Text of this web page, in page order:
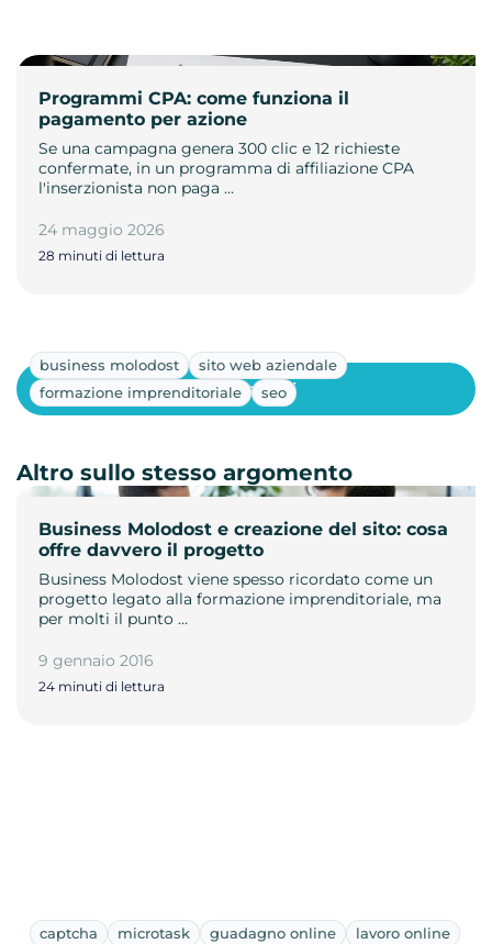
Programmi CPA: come funziona il
pagamento per azione
Se una campagna genera 300 clic e 12 richieste
confermate, in un programma di affiliazione CPA
l'inserzionista non paga …
24 maggio 2026
28 minuti di lettura
business molodost
sito web aziendale
formazione imprenditoriale
seo
Business Molodost e creazione del sito: cosa
offre davvero il progetto
Business Molodost viene spesso ricordato come un
progetto legato alla formazione imprenditoriale, ma
per molti il punto …
9 gennaio 2016
24 minuti di lettura
Mostra altri
Altro sullo stesso argomento
captcha microtask guadagno online lavoro online